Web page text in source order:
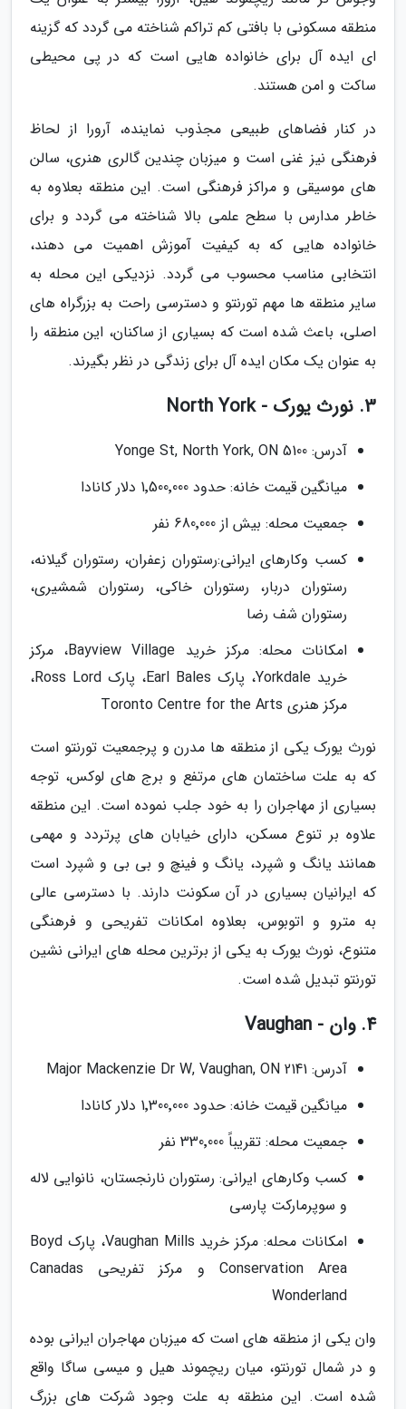
منطقه مسکونی با بافتی کم تراکم شناخته می گردد که گزینه
ای ایده آل برای خانواده هایی است که در پی محیطی
ساکت و امن هستند.
در کنار فضاهای طبیعی مجذوب نماینده، آرورا از لحاظ
فرهنگی نیز غنی است و میزبان چندین گالری هنری، سالن
های موسیقی و مراکز فرهنگی است. این منطقه بعلاوه به
خاطر مدارس با سطح علمی بالا شناخته می گردد و برای
خانواده هایی که به کیفیت آموزش اهمیت می دهند،
انتخابی مناسب محسوب می گردد. نزدیکی این محله به
سایر منطقه ها مهم تورنتو و دسترسی راحت به بزرگراه های
اصلی، باعث شده است که بسیاری از ساکنان، این منطقه را
به عنوان یک مکان ایده آل برای زندگی در نظر بگیرند.
3. نورث یورک - North York
آدرس: 5100 Yonge St, North York, ON
میانگین قیمت خانه: حدود 1٬500٬000 دلار کانادا
جمعیت محله: بیش از 680٬000 نفر
کسب وکارهای ایرانی:رستوران زعفران، رستوران گیلانه،
رستوران دربار، رستوران خاکی، رستوران شمشیری،
رستوران شف رضا
امکانات محله: مرکز خرید Bayview Village، مرکز
خرید Yorkdale، پارک Earl Bales، پارک Ross Lord،
مرکز هنری Toronto Centre for the Arts
نورث یورک یکی از منطقه ها مدرن و پرجمعیت تورنتو است
که به علت ساختمان های مرتفع و برج های لوکس، توجه
بسیاری از مهاجران را به خود جلب نموده است. این منطقه
علاوه بر تنوع مسکن، دارای خیابان های پرتردد و مهمی
همانند یانگ و شپرد، یانگ و فینچ و بی بی و شپرد است
که ایرانیان بسیاری در آن سکونت دارند. با دسترسی عالی
به مترو و اتوبوس، بعلاوه امکانات تفریحی و فرهنگی
متنوع، نورث یورک به یکی از برترین محله های ایرانی نشین
تورنتو تبدیل شده است.
4. وان - Vaughan
آدرس: 2141 Major Mackenzie Dr W, Vaughan, ON
میانگین قیمت خانه: حدود 1٬300٬000 دلار کانادا
جمعیت محله: تقریباً 330٬000 نفر
کسب وکارهای ایرانی: رستوران نارنجستان، نانوایی لاله
و سوپرمارکت پارسی
امکانات محله: مرکز خرید Vaughan Mills، پارک Boyd
Conservation Area و مرکز تفریحی Canadas
Wonderland
وان یکی از منطقه های است که میزبان مهاجران ایرانی بوده
و در شمال تورنتو، میان ریچموند هیل و میسی ساگا واقع
شده است. این منطقه به علت وجود شرکت های بزرگ